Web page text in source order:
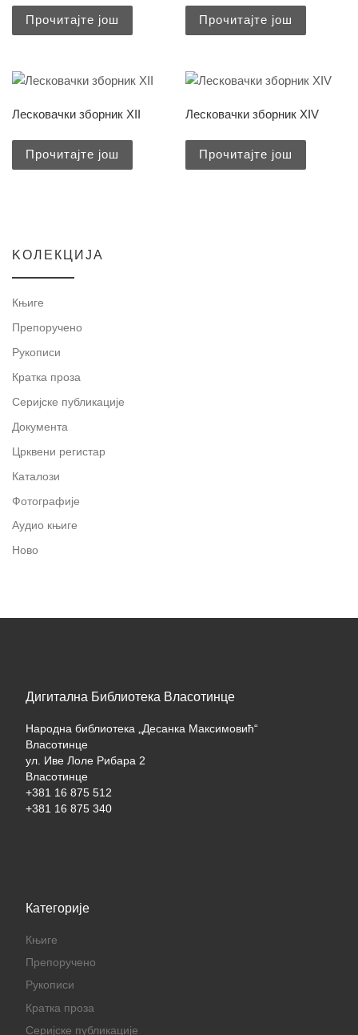
Прочитајте још Прочитајте још
Лесковачки зборник XII
Прочитајте још
Лесковачки зборник XIV
Прочитајте још
KOЛЕКЦИЈА
Књиге
Препоручено
Рукописи
Кратка проза
Серијске публикације
Документа
Црквени регистар
Каталози
Фотографије
Аудио књиге
Ново
Дигитална Библиотека Власотинце
Народна библиотека „Десанка Максимовић“
Власотинце
ул. Иве Лоле Рибара 2
Власотинце
+381 16 875 512
+381 16 875 340
Категорије
Књиге
Препоручено
Рукописи
Кратка проза
Серијске публикације